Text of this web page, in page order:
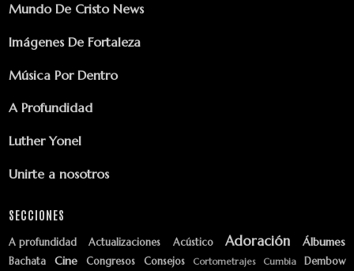
Mundo De Cristo News
Imágenes De Fortaleza
Música Por Dentro
A Profundidad
Luther Yonel
Unirte a nosotros
SECCIONES
A profundidad Actualizaciones Acústico Adoración Álbumes
Bachata Cine Congresos Consejos Cortometrajes Cumbia
Dembow